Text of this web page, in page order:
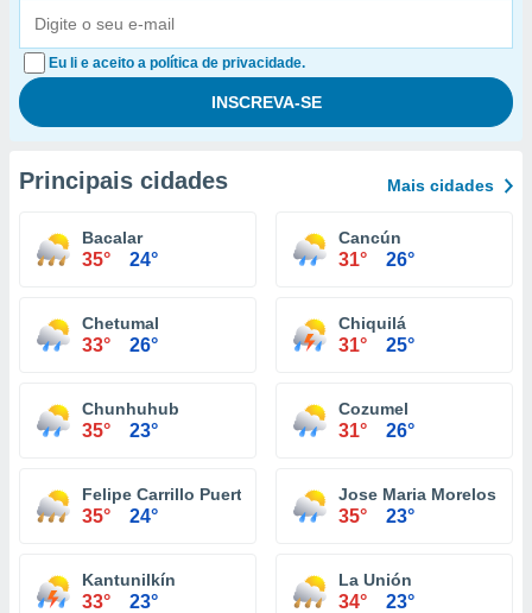
Eu li e aceito a política de privacidade.
Principais cidades Mais cidades
Bacalar
35° 24°
Cancún
31° 26°
Chetumal
33° 26°
Chiquilá
31° 25°
Chunhuhub
35° 23°
Cozumel
31° 26°
Felipe Carrillo Puerto
35° 24°
Jose Maria Morelos
35° 23°
Kantunilkín
33° 23°
La Unión
34° 23°